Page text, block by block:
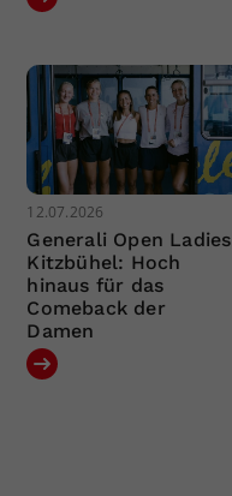
12.07.2026
Generali Open Ladies
Kitzbühel: Hoch
hinaus für das
Comeback der
Damen